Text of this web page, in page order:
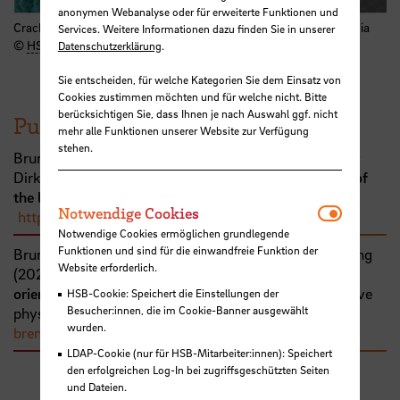
Crack through the exo- and endocuticle of an locust hind leg tibia
© HSB - Christoph Bruns
Publikationen
Bruns, Christoph;
Dirks, Jan-Henning(2025):Cuticular microstructure of
the locust femur–tibia joint
https://media.suub.uni-bremen.de/handle/elib/23695
Bruns, Christoph;Labisch, Susanna;Dirks, Jan-Henning
(2022 ):3D escape: an alternative paradigm for spatial
orientation studies in insects. In: Journal of comparative
physiology / A.
https://media.suub.uni-
bremen.de/handle/elib/6598
anonymen Webanalyse oder für erweiterte Funktionen und
Services. Weitere Informationen dazu finden Sie in unserer
Datenschutzerklärung.
Sie entscheiden, für welche Kategorien Sie dem Einsatz von
Cookies zustimmen möchten und für welche nicht. Bitte
berücksichtigen Sie, dass Ihnen je nach Auswahl ggf. nicht
mehr alle Funktionen unserer Website zur Verfügung
stehen.
Notwendige Cookies
Notwendige Cookies ermöglichen grundlegende
Funktionen und sind für die einwandfreie Funktion der
Website erforderlich.
HSB-Cookie: Speichert die Einstellungen der
Besucher:innen, die im Cookie-Banner ausgewählt
wurden.
LDAP-Cookie (nur für HSB-Mitarbeiter:innen): Speichert
den erfolgreichen Log-In bei zugriffsgeschützten Seiten
und Dateien.